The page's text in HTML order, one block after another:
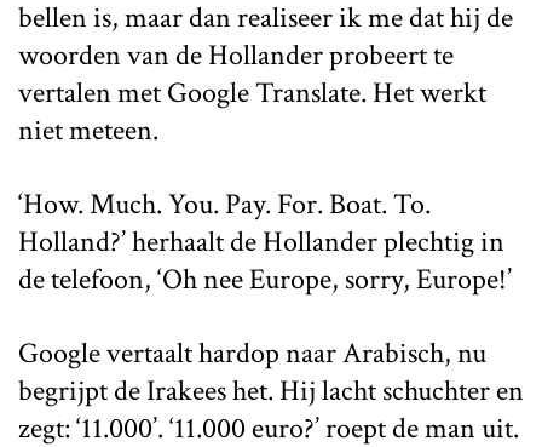
bellen is, maar dan realiseer ik me dat hij de
woorden van de Hollander probeert te
vertalen met Google Translate. Het werkt
niet meteen.
‘How. Much. You. Pay. For. Boat. To.
Holland?’ herhaalt de Hollander plechtig in
de telefoon, ‘Oh nee Europe, sorry, Europe!’
Google vertaalt hardop naar Arabisch, nu
begrijpt de Irakees het. Hij lacht schuchter en
zegt: ‘11.000’. ‘11.000 euro?’ roept de man uit.